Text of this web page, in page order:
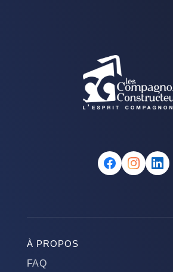
À PROPOS
FAQ